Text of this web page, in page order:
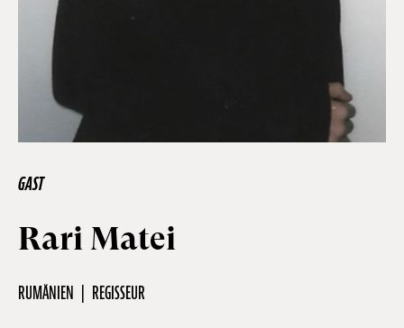
Off Festival
Praktische informationen
Junges Publikum
Schulprogramm
Presse / Pro
GAST
Rari Matei
RUMÄNIEN REGISSEUR